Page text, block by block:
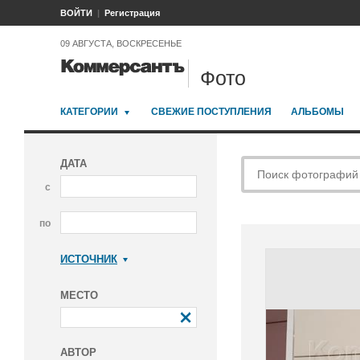
ВОЙТИ Регистрация
09 АВГУСТА, ВОСКРЕСЕНЬЕ
Фото
КАТЕГОРИИ СВЕЖИЕ ПОСТУПЛЕНИЯ АЛЬБОМЫ
ДАТА
с
по
ИСТОЧНИК
МЕСТО
АВТОР